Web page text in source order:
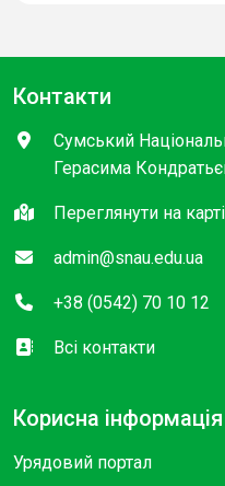
Контакти
Сумський
Герасима
Переглянути на карті
admin@snau.edu.ua
+38 (0542) 70 10 12
Всі контакти
Корисна інформація
Урядовий портал